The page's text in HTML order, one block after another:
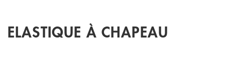
ELASTIQUE À CHAPEAU